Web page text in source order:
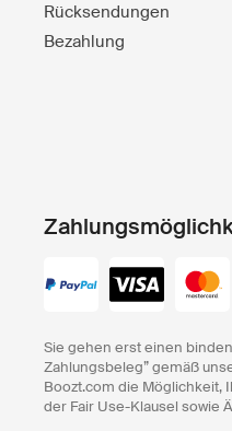
Rücksendungen
Bezahlung
Sie gehen erst einen
Zahlungsbeleg” gemäß
Boozt.com die Möglichkeit,
der Fair Use-Klausel sowie